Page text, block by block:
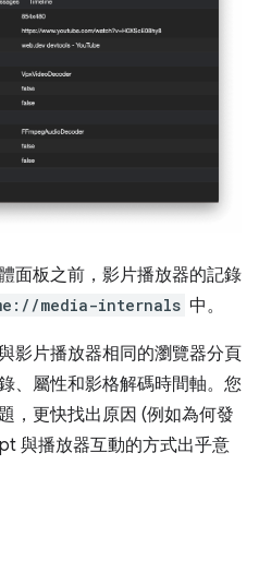
面板之前，影片播放器的記錄
media-internals 中。
影片播放器相同的瀏覽器分頁
、屬性和影格解碼時間軸。您
，更快找出原因 (例如為何發
與播放器互動的方式出乎意